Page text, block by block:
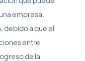
empresa.
debido a que el
entre
de la